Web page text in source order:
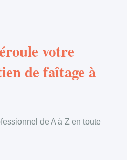
votre
de faîtage à
de A à Z en toute